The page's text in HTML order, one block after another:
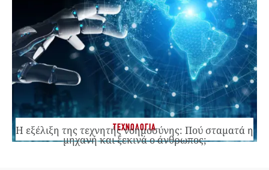
ΤΕΧΝΟΛΟΓΙΑ
Η εξέλιξη της τεχνητής νοημοσύνης: Πού σταματά η
μηχανή και ξεκινά ο άνθρωπος;